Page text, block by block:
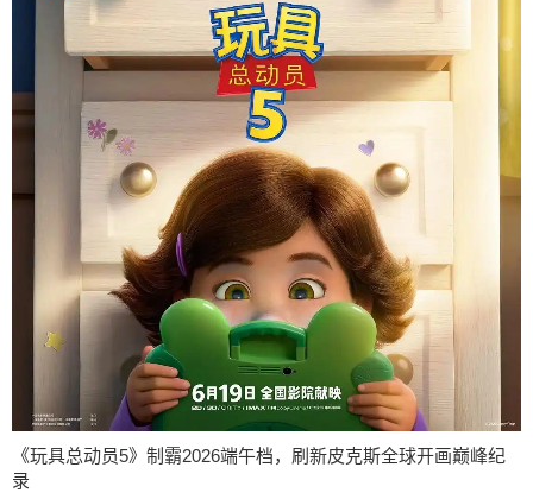
《玩具总动员5》制霸2026端午档，刷新皮克斯全球开画巅峰纪
录